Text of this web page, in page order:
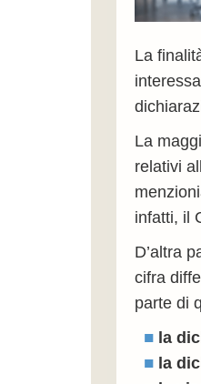
La
La
relativi
infatti, il
D’altra
cifra
parte di
la
la